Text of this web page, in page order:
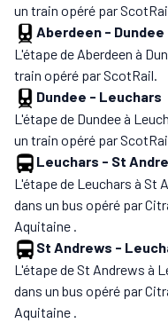
un train opéré par
Aberdeen - Dundee
L'étape de Aberdeen à
train opéré par ScotRail.
Dundee - Leuchars
L'étape de Dundee à
un train opéré par
Leuchars - St
L'étape de Leuchars à St
dans un bus opéré par
Aquitaine .
St Andrews -
L'étape de St Andrews à
dans un bus opéré par
Aquitaine .